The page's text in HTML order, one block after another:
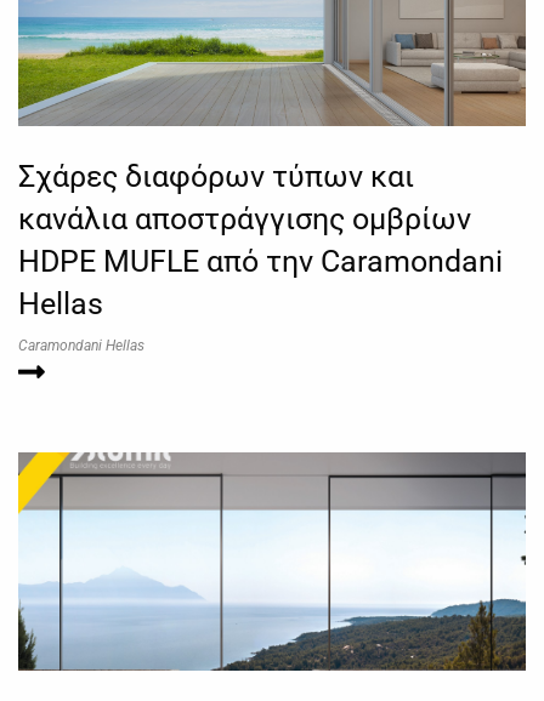
Σχάρες διαφόρων τύπων και
κανάλια αποστράγγισης ομβρίων
HDPE MUFLE από την Caramondani
Hellas
Caramondani Hellas